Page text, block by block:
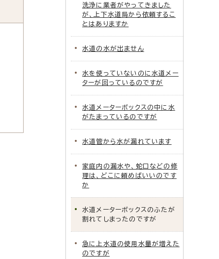
洗浄に業者がやってきました
が、上下水道局から依頼するこ
とはありますか
水道の水が出ません
水を使っていないのに水道メー
ターが回っているのですが
水道メーターボックスの中に水
がたまっているのですが
水道管から水が漏れています
家庭内の漏水や、蛇口などの修
理は、どこに頼めばいいのです
か
水道メーターボックスのふたが
割れてしまったのですが
急に上水道の使用水量が増えた
のですが